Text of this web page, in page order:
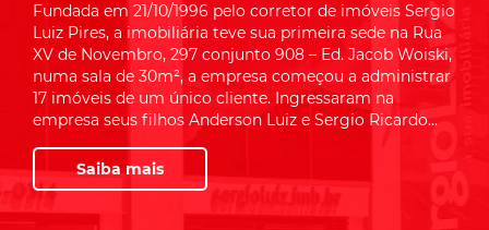
Fundada em 21/10/1996 pelo corretor de imóveis Sergio
Luiz Pires, a imobiliária teve sua primeira sede na Rua
XV de Novembro, 297 conjunto 908 – Ed. Jacob Woiski,
numa sala de 30m², a empresa começou a administrar
17 imóveis de um único cliente. Ingressaram na
empresa seus filhos Anderson Luiz e Sergio Ricardo...
Saiba mais